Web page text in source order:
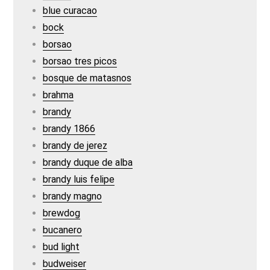
blue curacao
bock
borsao
borsao tres picos
bosque de matasnos
brahma
brandy
brandy 1866
brandy de jerez
brandy duque de alba
brandy luis felipe
brandy magno
brewdog
bucanero
bud light
budweiser